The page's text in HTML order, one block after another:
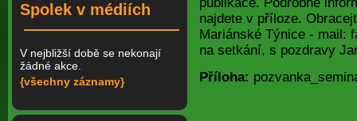
Spolek v médiích
V nejbližší době se nekonají
žádné akce.
{všechny záznamy}
najdete v příloze.
Mariánské Týnice - mail:
na setkání, s pozdravy
Příloha: